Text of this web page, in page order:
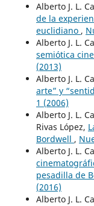
Alberto J. L.
de la
euclidiano ,
Alberto J. L.
semiótica
(2013)
Alberto J. L.
arte” y
1 (2006)
Alberto J. L.
Rivas López,
Bordwell ,
Alberto J. L.
pesadilla de
(2016)
Alberto J. L.